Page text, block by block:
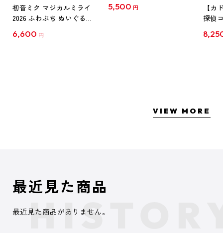
初音ミク マジカルミライ
2026 ふわぷち ぬいぐるみ
6,600 円
5,500 円
【カ
探偵
クリ
VIEW MORE
最近見た商品
最近見た商品がありません。